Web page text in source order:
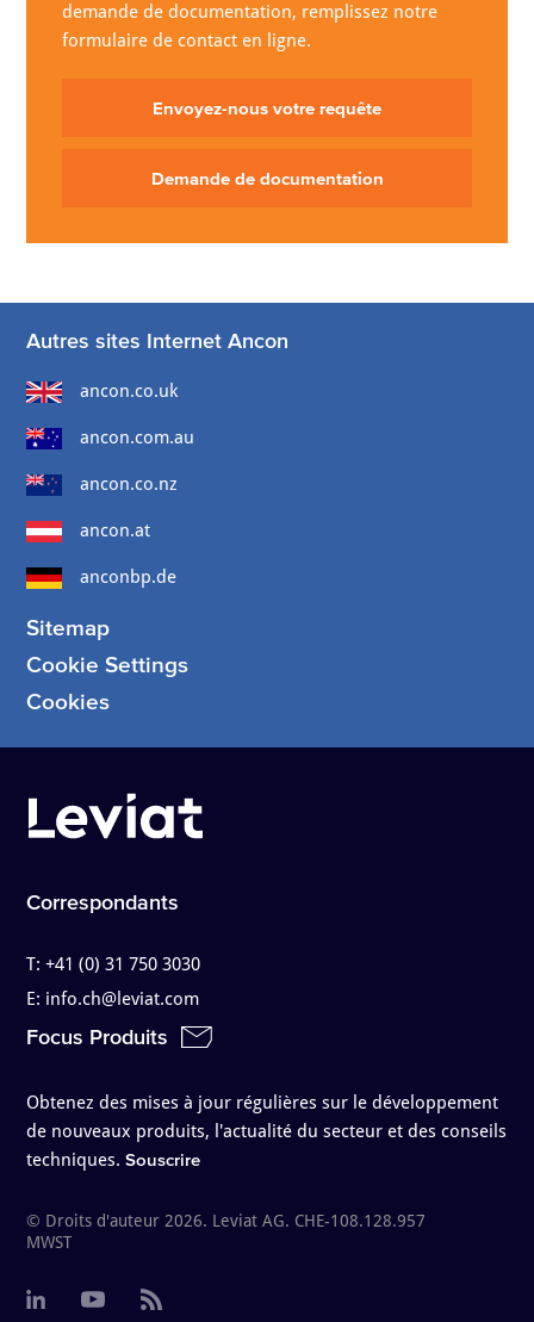
demande de documentation, remplissez notre
formulaire de contact en ligne.
Envoyez-nous votre requête
Demande de documentation
Autres sites Internet Ancon
ancon.co.uk
ancon.com.au
ancon.co.nz
ancon.at
anconbp.de
Sitemap
Cookie Settings
Cookies
Correspondants
T:+41 (0) 31 750 3030
E: info.ch@leviat.com
Focus Produits
Obtenez des mises à jour régulières sur le développement
de nouveaux produits, l'actualité du secteur et des conseils
techniques. Souscrire
© Droits d'auteur 2026. Leviat AG. CHE-108.128.957
MWST